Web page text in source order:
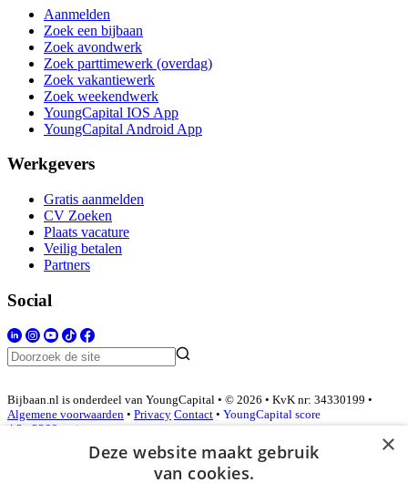
Aanmelden
Zoek een bijbaan
Zoek avondwerk
Zoek parttimewerk (overdag)
Zoek vakantiewerk
Zoek weekendwerk
YoungCapital IOS App
YoungCapital Android App
Werkgevers
Gratis aanmelden
CV Zoeken
Plaats vacature
Veilig betalen
Partners
Social
Bijbaan.nl is onderdeel van YoungCapital • © 2026 • KvK nr: 34330199 •
Algemene voorwaarden • Privacy Contact • YoungCapital score
4.3 - 3366 reviews
×
Deze website maakt gebruik
van cookies.